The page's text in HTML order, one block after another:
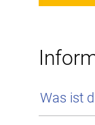
Was ist